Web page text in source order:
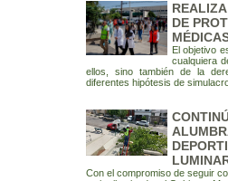
DE
El objetivo
cualquiera
ellos, sino también de la
diferentes hipótesis de
Con el compromiso de seguir